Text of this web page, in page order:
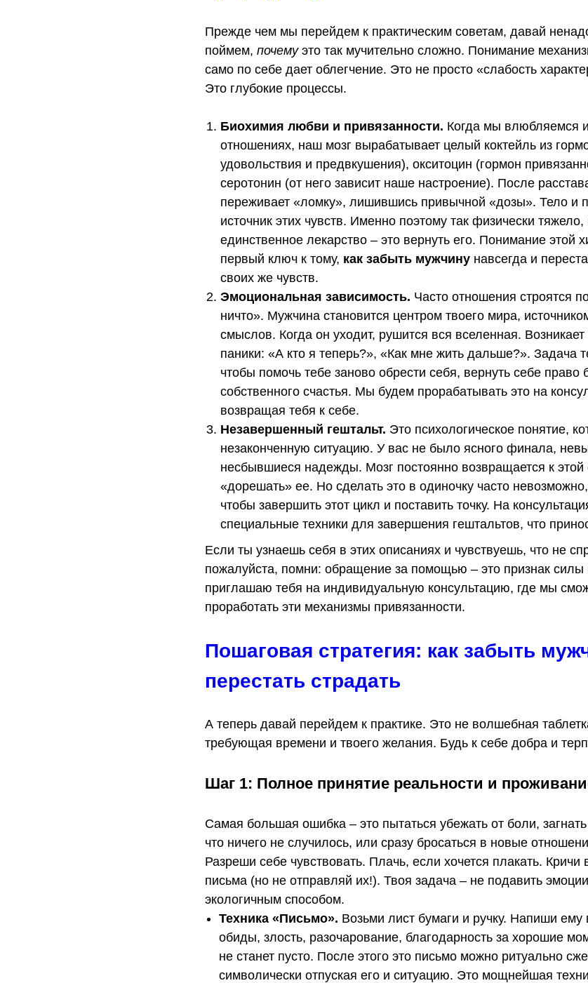
Прежде чем мы перейдем к практическим советам, давай
поймем, почемуэто так мучительно сложно. Понимание
само по себе дает облегчение. Это не просто «слабость
Это глубокие процессы.
Биохимия любви и привязанности. Когда мы влюбляемся
отношениях, наш мозг вырабатывает целый коктейль из
удовольствия и предвкушения), окситоцин (гормон
серотонин (от него зависит наше настроение). После
переживает «ломку», лишившись привычной «дозы». Тело и
источник этих чувств. Именно поэтому так физически тяжело,
единственное лекарство – это вернуть его. Понимание этой
первый ключ к тому, как забыть мужчину навсегда и
своих же чувств.
Эмоциональная зависимость. Часто отношения строятся
ничто». Мужчина становится центром твоего мира,
смыслов. Когда он уходит, рушится вся вселенная.
паники: «А кто я теперь?», «Как мне жить дальше?». Задача
чтобы помочь тебе заново обрести себя, вернуть себе право
собственного счастья. Мы будем прорабатывать это на
возвращая тебя к себе.
Незавершенный гештальт. Это психологическое понятие,
незаконченную ситуацию. У вас не было ясного финала,
несбывшиеся надежды. Мозг постоянно возвращается к этой
«дорешать» ее. Но сделать это в одиночку часто
чтобы завершить этот цикл и поставить точку. На
специальные техники для завершения гештальтов, что
Если ты узнаешь себя в этих описаниях и чувствуешь, что не
пожалуйста, помни: обращение за помощью – это признак силы
приглашаю тебя на индивидуальную консультацию, где мы
проработать эти механизмы привязанности.
Пошаговая стратегия: как забыть
перестать страдать
А теперь давай перейдем к практике. Это не волшебная
требующая времени и твоего желания. Будь к себе добра и
Шаг 1: Полное принятие реальности и
Самая большая ошибка – это пытаться убежать от боли,
что ничего не случилось, или сразу бросаться в новые
Разреши себе чувствовать. Плачь, если хочется плакать.
письма (но не отправляй их!). Твоя задача – не подавить
экологичным способом.
Техника «Письмо». Возьми лист бумаги и ручку. Напиши ему
обиды, злость, разочарование, благодарность за хорошие
не станет пусто. После этого это письмо можно ритуально
символически отпуская его и ситуацию. Это мощнейшая